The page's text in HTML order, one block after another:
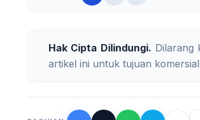
Hak Cipta Dilindungi. Dilarang
artikel ini untuk tujuan